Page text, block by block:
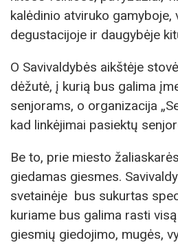
kalėdinio atviruko
degustacijoje ir daugybėje
O Savivaldybės aikštėje
dėžutė, į kurią bus galima
senjorams, o organizacija
kad linkėjimai pasiektų
Be to, prie miesto
giedamas giesmes.
svetainėje bus sukurtas
kuriame bus galima rasti
giesmių giedojimo, mugės,